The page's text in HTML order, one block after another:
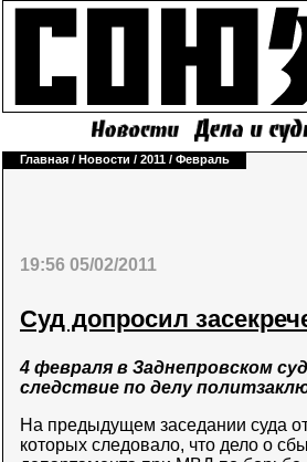
Главная / Новости / 2011 / Февраль
19:56 05/02/2011
Суд допросил
4 февраля в Заднепровском
следствие по делу
На предыдущем заседании суда
которых следовало, что дело о